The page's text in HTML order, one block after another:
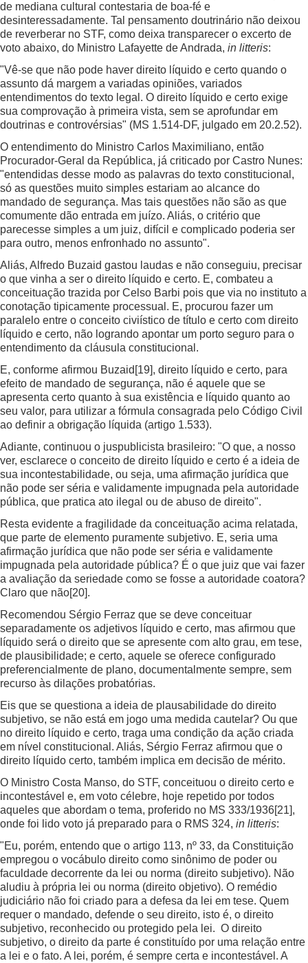
de mediana cultural contestaria de boa-fé e
desinteressadamente. Tal pensamento doutrinário não deixou
de reverberar no STF, como deixa transparecer o excerto de
voto abaixo, do Ministro Lafayette de Andrada, in litteris:
"Vê-se que não pode haver direito líquido e certo quando o
assunto dá margem a variadas opiniões, variados
entendimentos do texto legal. O direito líquido e certo exige
sua comprovação à primeira vista, sem se aprofundar em
doutrinas e controvérsias" (MS 1.514-DF, julgado em 20.2.52).
O entendimento do Ministro Carlos Maximiliano, então
Procurador-Geral da República, já criticado por Castro Nunes:
"entendidas desse modo as palavras do texto constitucional,
só as questões muito simples estariam ao alcance do
mandado de segurança. Mas tais questões não são as que
comumente dão entrada em juízo. Aliás, o critério que
parecesse simples a um juiz, difícil e complicado poderia ser
para outro, menos enfronhado no assunto".
Aliás, Alfredo Buzaid gastou laudas e não conseguiu, precisar
o que vinha a ser o direito líquido e certo. E, combateu a
conceituação trazida por Celso Barbi pois que via no instituto a
conotação tipicamente processual. E, procurou fazer um
paralelo entre o conceito civiístico de título e certo com direito
líquido e certo, não logrando apontar um porto seguro para o
entendimento da cláusula constitucional.
E, conforme afirmou Buzaid [19], direito líquido e certo, para
efeito de mandado de segurança, não é aquele que se
apresenta certo quanto à sua existência e líquido quanto ao
seu valor, para utilizar a fórmula consagrada pelo Código Civil
ao definir a obrigação líquida (artigo 1.533).
Adiante, continuou o juspublicista brasileiro: "O que, a nosso
ver, esclarece o conceito de direito líquido e certo é a ideia de
sua incontestabilidade, ou seja, uma afirmação jurídica que
não pode ser séria e validamente impugnada pela autoridade
pública, que pratica ato ilegal ou de abuso de direito".
Resta evidente a fragilidade da conceituação acima relatada,
que parte de elemento puramente subjetivo. E, seria uma
afirmação jurídica que não pode ser séria e validamente
impugnada pela autoridade pública? É o que juiz que vai fazer
a avaliação da seriedade como se fosse a autoridade coatora?
Claro que não[20].
Recomendou Sérgio Ferraz que se deve conceituar
separadamente os adjetivos líquido e certo, mas afirmou que
líquido será o direito que se apresente com alto grau, em tese,
de plausibilidade; e certo, aquele se oferece configurado
preferencialmente de plano, documentalmente sempre, sem
recurso às dilações probatórias.
Eis que se questiona a ideia de plausabilidade do direito
subjetivo, se não está em jogo uma medida cautelar? Ou que
no direito líquido e certo, traga uma condição da ação criada
em nível constitucional. Aliás, Sérgio Ferraz afirmou que o
direito líquido certo, também implica em decisão de mérito.
O Ministro Costa Manso, do STF, conceituou o direito certo e
incontestável e, em voto célebre, hoje repetido por todos
aqueles que abordam o tema, proferido no MS 333/1936[21],
onde foi lido voto já preparado para o RMS 324, in litteris:
"Eu, porém, entendo que o artigo 113, nº 33, da Constituição
empregou o vocábulo direito como sinônimo de poder ou
faculdade decorrente da lei ou norma (direito subjetivo). Não
aludiu à própria lei ou norma (direito objetivo). O remédio
judiciário não foi criado para a defesa da lei em tese. Quem
requer o mandado, defende o seu direito, isto é, o direito
subjetivo, reconhecido ou protegido pela lei. O direito
subjetivo, o direito da parte é constituído por uma relação entre
a lei e o fato. A lei, porém, é sempre certa e incontestável. A